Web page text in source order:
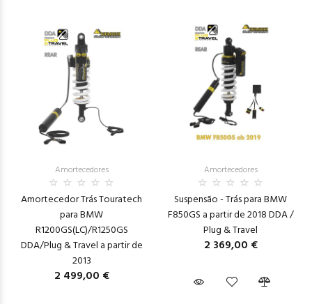
Amortecedores
Amortecedor Trás Touratech
para BMW
R1200GS(LC)/R1250GS
DDA/Plug & Travel a partir de
2013
2 499,00 €
Amortecedores
Suspensão - Trás para BMW
F850GS a partir de 2018 DDA /
Plug & Travel
2 369,00 €